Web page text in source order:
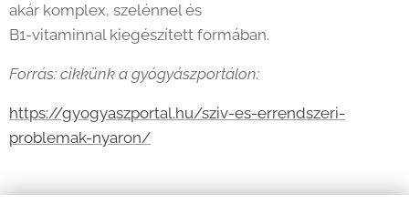
akár komplex, szelénnel és
B1-vitaminnal kiegészített formában.
Forrás: cikkünk a gyógyászportálon:
https://gyogyaszportal.hu/sziv-es-errendszeri-
problemak-nyaron/